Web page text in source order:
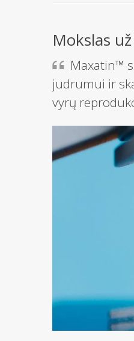
Mokslas
Maxatin™
judrumui ir
vyrų